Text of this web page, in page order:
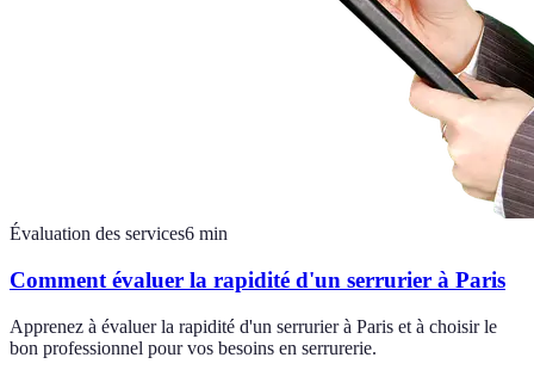
Évaluation des services6 min
Comment évaluer la rapidité d'un serrurier à Paris
Apprenez à évaluer la rapidité d'un serrurier à Paris et à choisir le
bon professionnel pour vos besoins en serrurerie.